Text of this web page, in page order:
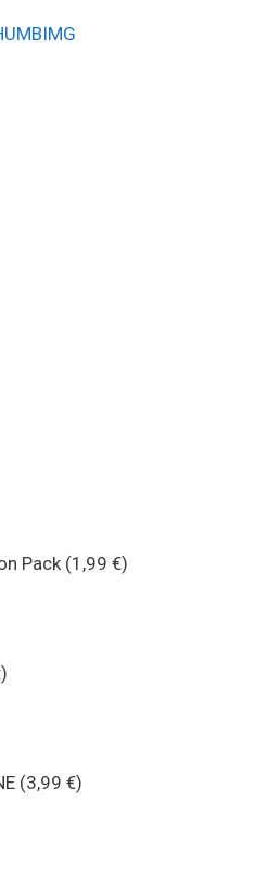
Pack (1,99 €)
(3,99 €)